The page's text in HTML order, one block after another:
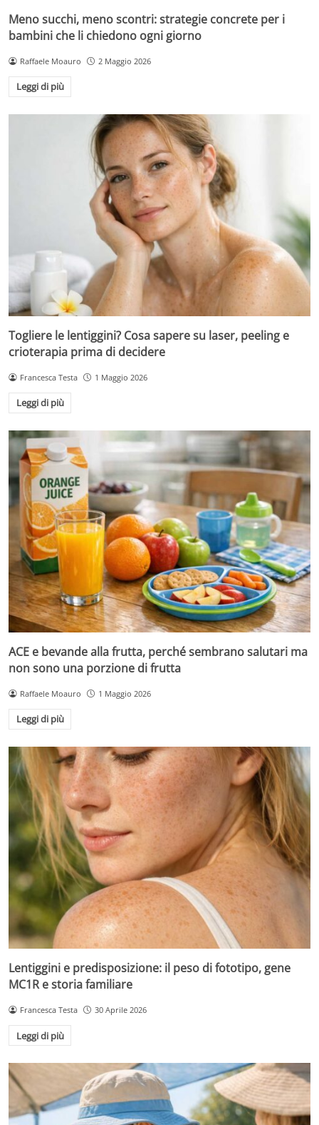
Meno succhi, meno scontri: strategie concrete per i
bambini che li chiedono ogni giorno
Raffaele Moauro 2 Maggio 2026
Leggi di più
Togliere le lentiggini? Cosa sapere su laser, peeling e
crioterapia prima di decidere
Francesca Testa 1 Maggio 2026
Leggi di più
ACE e bevande alla frutta, perché sembrano salutari ma
non sono una porzione di frutta
Raffaele Moauro 1 Maggio 2026
Leggi di più
Lentiggini e predisposizione: il peso di fototipo, gene
MC1R e storia familiare
Francesca Testa 30 Aprile 2026
Leggi di più